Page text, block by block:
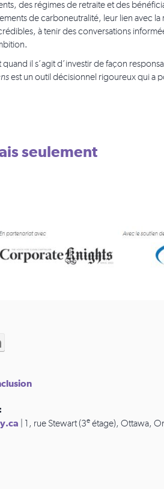
des régimes de retraite et des
de carboneutralité, leur lien avec la
à tenir des conversations
il s’agit d’investir de façon
est un outil décisionnel rigoureux qui a
seulement
| 1, rue Stewart (3e étage), Ottawa,